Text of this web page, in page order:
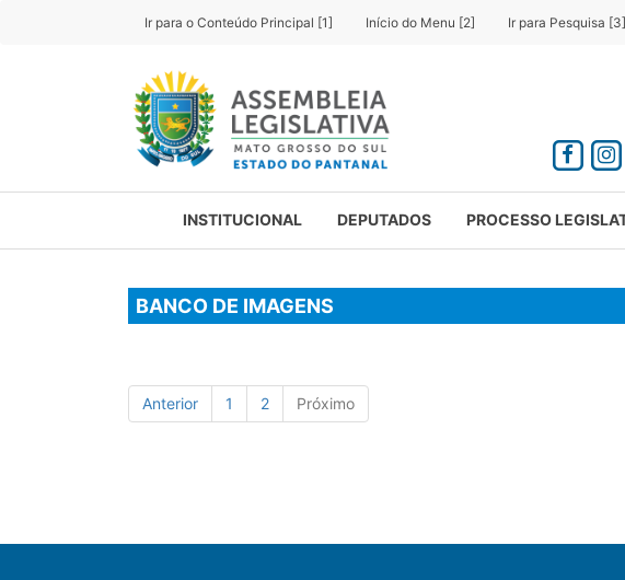
Ir para o Conteúdo Principal [1] Início do Menu [2] Ir para Pesquisa [3]
INSTITUCIONAL DEPUTADOS PROCESSO
BANCO DE IMAGENS
Anterior 1 2 Próximo